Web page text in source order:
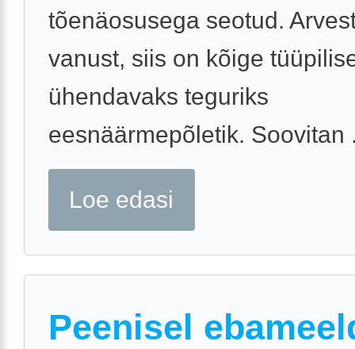
tõenäosusega seotud.
vanust, siis on kõige
ühendavaks teguriks
eesnäärmepõletik. Soovitan
Loe edasi
Peenisel